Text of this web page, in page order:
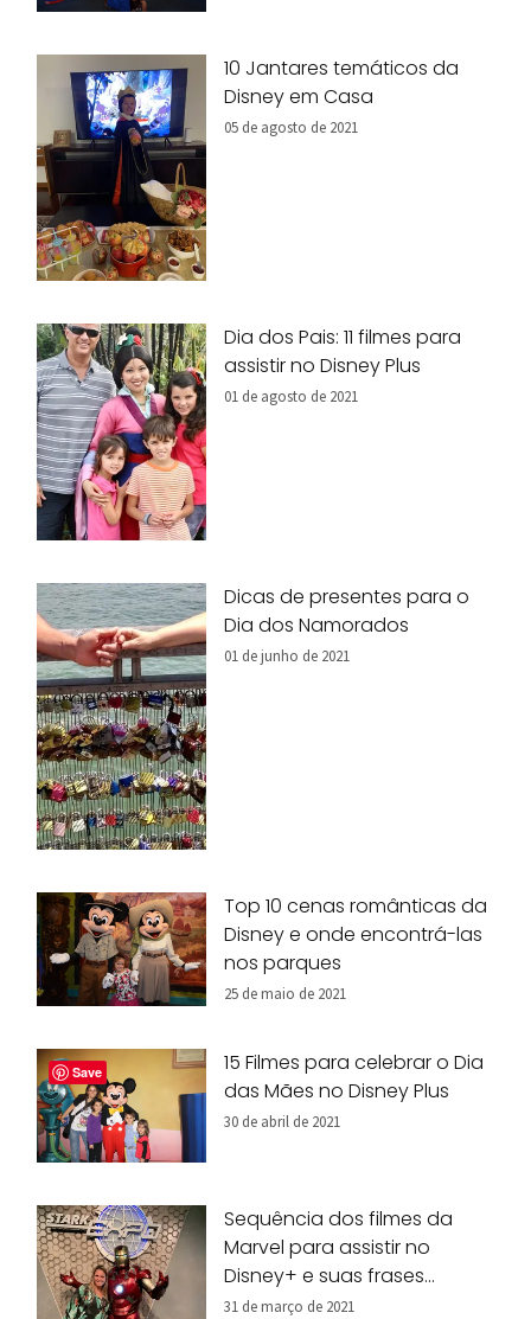
10 Jantares temáticos da
Disney em Casa
05 de agosto de 2021
Dia dos Pais: 11 filmes para
assistir no Disney Plus
01 de agosto de 2021
Dicas de presentes para o
Dia dos Namorados
01 de junho de 2021
Top 10 cenas românticas da
Disney e onde encontrá-las
nos parques
25 de maio de 2021
15 Filmes para celebrar o Dia
das Mães no Disney Plus
30 de abril de 2021
Sequência dos filmes da
Marvel para assistir no
Disney+ e suas frases
marcantes
31 de março de 2021
Save